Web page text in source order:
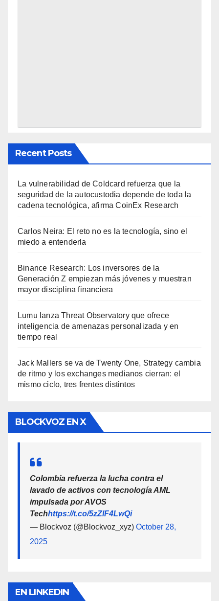
Recent Posts
La vulnerabilidad de Coldcard refuerza que la
seguridad de la autocustodia depende de toda la
cadena tecnológica, afirma CoinEx Research
Carlos Neira: El reto no es la tecnología, sino el
miedo a entenderla
Binance Research: Los inversores de la
Generación Z empiezan más jóvenes y muestran
mayor disciplina financiera
Lumu lanza Threat Observatory que ofrece
inteligencia de amenazas personalizada y en
tiempo real
Jack Mallers se va de Twenty One, Strategy cambia
de ritmo y los exchanges medianos cierran: el
mismo ciclo, tres frentes distintos
BLOCKVOZ EN X
Colombia refuerza la lucha contra el
lavado de activos con tecnología AML
impulsada por AVOS
Techhttps://t.co/5zZlF4LwQi
— Blockvoz (@Blockvoz_xyz) October 28,
2025
EN LINKEDIN